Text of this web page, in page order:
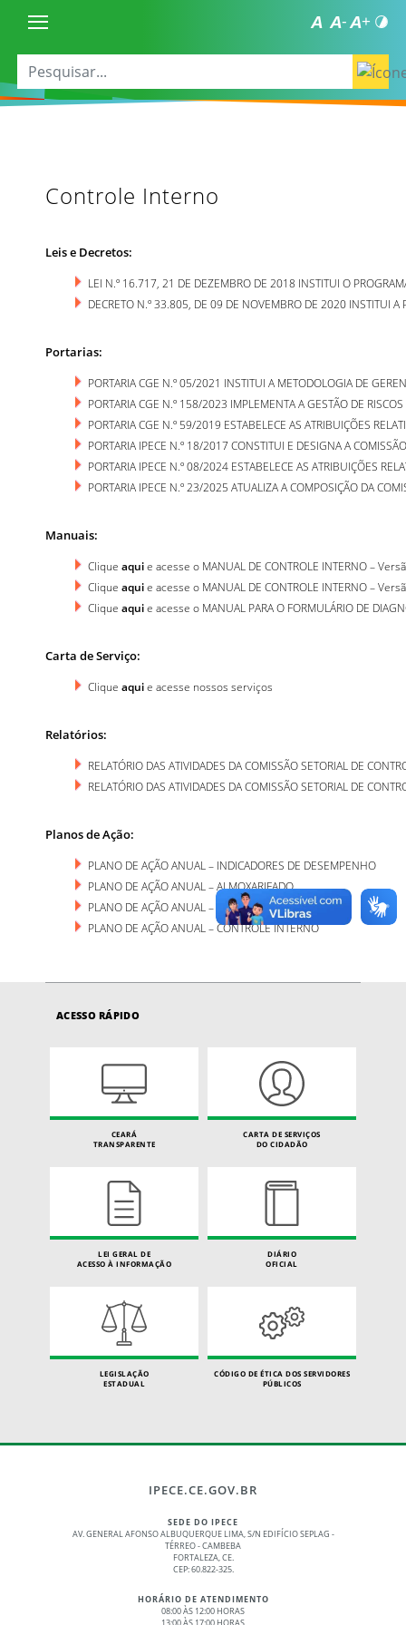
Controle Interno
Leis e Decretos:
LEI N.º 16.717, 21 DE DEZEMBRO DE 2018 INSTITUI O
DECRETO N.º 33.805, DE 09 DE NOVEMBRO DE 2020 INSTITUI A
Portarias:
PORTARIA CGE N.º 05/2021 INSTITUI A METODOLOGIA DE
PORTARIA CGE N.º 158/2023 IMPLEMENTA A GESTÃO DE
PORTARIA CGE N.º 59/2019 ESTABELECE AS ATRIBUIÇÕES
PORTARIA IPECE N.º 18/2017 CONSTITUI E DESIGNA A
PORTARIA IPECE N.º 08/2024 ESTABELECE AS ATRIBUIÇÕES
PORTARIA IPECE N.º 23/2025 ATUALIZA A COMPOSIÇÃO DA
Manuais:
Clique aquie acesse o MANUAL DE CONTROLE INTERNO –
Clique aquie acesse o MANUAL DE CONTROLE INTERNO –
Clique aquie acesse o MANUAL PARA O FORMULÁRIO DE
Carta de Serviço:
Clique aquie acesse nossos serviços
Relatórios:
RELATÓRIO DAS ATIVIDADES DA COMISSÃO SETORIAL DE
RELATÓRIO DAS ATIVIDADES DA COMISSÃO SETORIAL DE
Planos de Ação:
PLANO DE AÇÃO ANUAL – INDICADORES DE DESEMPENHO
PLANO DE AÇÃO ANUAL – ALMOXARIFADO
PLANO DE AÇÃO ANUAL – BENS MÓVEIS
PLANO DE AÇÃO ANUAL – CONTROLE INTERNO
ACESSO RÁPIDO
CEARÁ
TRANSPARENTE
CARTA DE SERVIÇOS
DO CIDADÃO
LEI GERAL DE
ACESSO À INFORMAÇÃO
DIÁRIO
OFICIAL
LEGISLAÇÃO
ESTADUAL
CÓDIGO DE ÉTICA DOS SERVIDORES
PÚBLICOS
IPECE.CE.GOV.BR
SEDE DO IPECE
AV. GENERAL AFONSO ALBUQUERQUE LIMA, S/N EDIFÍCIO SEPLAG -
TÉRREO - CAMBEBA
FORTALEZA, CE.
CEP: 60.822-325.
HORÁRIO DE ATENDIMENTO
08:00 ÀS 12:00 HORAS